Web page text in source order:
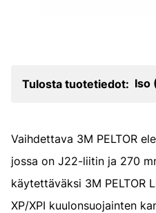
Tulosta tuotetiedot: Iso
Vaihdettava 3M PELTOR
jossa on J22-liitin ja 270
käytettäväksi 3M PELTOR
XP/XPI kuulonsuojainten